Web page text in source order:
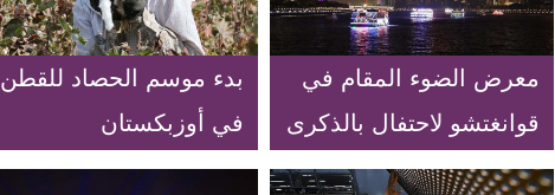
معرض الضوء المقام في
قوانغتشو لاحتفال بالذكرى
الـ70 لتأسيس جمهورية
بدء موسم الحصاد للقطن
في أوزبكستان